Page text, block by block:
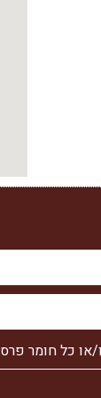
או כל חומר